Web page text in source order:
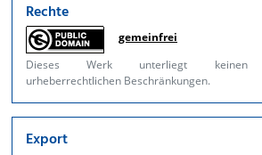
Rechte
gemeinfrei
Dieses Werk unterliegt keinen
urheberrechtlichen Beschränkungen.
Export